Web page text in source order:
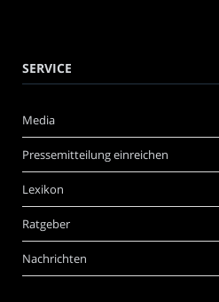
SERVICE
Media
Pressemitteilung einreichen
Lexikon
Ratgeber
Nachrichten